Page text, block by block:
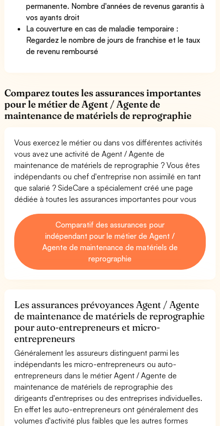
permanente. Nombre d'années de revenus garantis à
vos ayants droit
La couverture en cas de maladie temporaire :
Regardez le nombre de jours de franchise et le taux
de revenu remboursé
Comparez toutes les assurances importantes
pour le métier de Agent / Agente de
maintenance de matériels de reprographie
Vous exercez le métier ou dans vos différentes activités
vous avez une activité de Agent / Agente de
maintenance de matériels de reprographie ? Vous êtes
indépendants ou chef d'entreprise non assimilé en tant
que salarié ? SideCare a spécialement créé une page
dédiée à toutes les assurances importantes pour vous
Comparatif des assurances pour
indépendant pour le métier de Agent /
Agente de maintenance de matériels de
reprographie
Les assurances prévoyances Agent / Agente
de maintenance de matériels de reprographie
pour auto-entrepreneurs et micro-
entrepreneurs
Généralement les assureurs distinguent parmi les
indépendants les micro-entrepreneurs ou auto-
entrepreneurs dans le métier Agent / Agente de
maintenance de matériels de reprographie des
dirigeants d'entreprises ou des entreprises individuelles.
En effet les auto-entrepreneurs ont généralement des
volumes d'activité plus faibles que les autres formes